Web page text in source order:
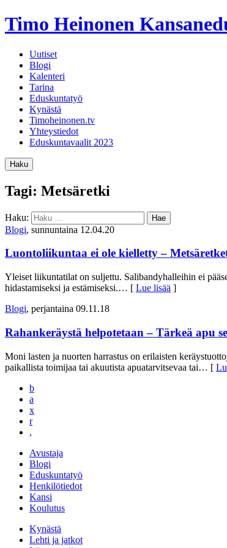
Timo Heinonen
Uutiset
Blogi
Kalenteri
Tarina
Eduskuntatyö
Kynästä
Timoheinonen.tv
Yhteystiedot
Eduskuntavaalit 2023
Haku
Tagi: Metsäretki
Haku:
Blogi, sunnuntaina 12.04.20
Luontoliikuntaa ei ole kielletty –
Yleiset liikuntatilat on suljettu. Salibandyhalleihin ei
hidastamiseksi ja estämiseksi.… [ Lue lisää ]
Blogi, perjantaina 09.11.18
Rahankeräystä helpotetaan – Tärkeä apu
Moni lasten ja nuorten harrastus on erilaisten
paikallista toimijaa tai akuutista apuatarvitsevaa tai… [
b
a
x
r
,
Avustaja
Blogi
Eduskuntatyö
Henkilötiedot
Kansi
Koulutus
Kynästä
Lehti ja jatkot